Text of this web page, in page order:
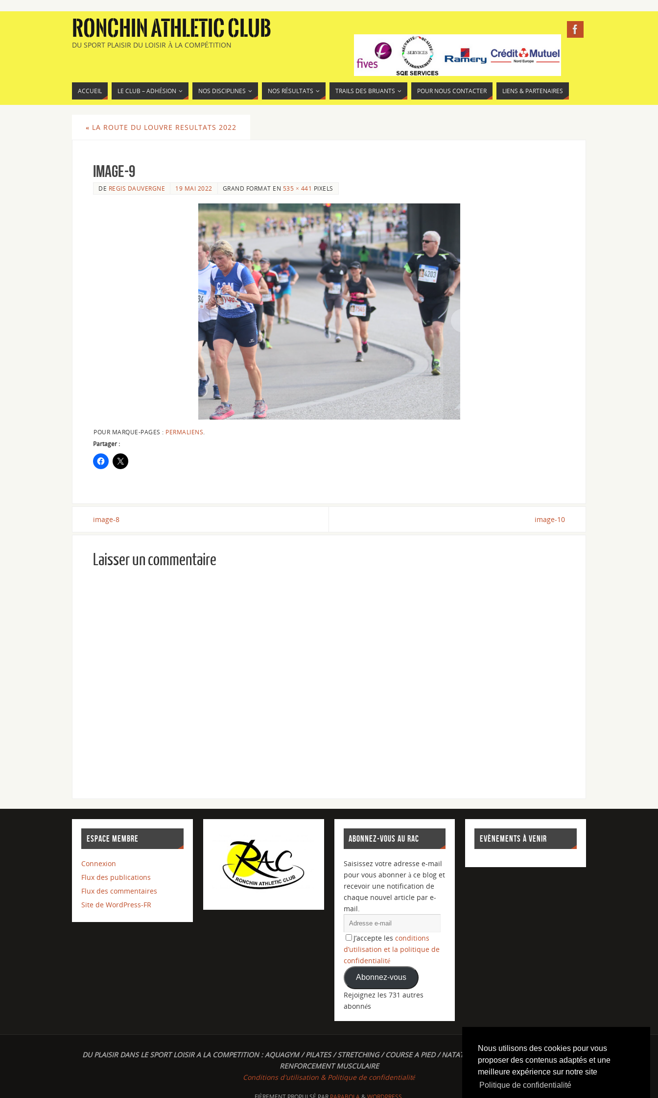
Nous utilisons des cookies pour vous
proposer des contenus adaptés et une
meilleure expérience sur notre site
Politique de confidentialité
RONCHIN ATHLETIC CLUB
DU SPORT PLAISIR DU LOISIR À LA COMPÉTITION
ACCUEIL LE CLUB – ADHÉSION NOS DISCIPLINES NOS RÉSULTATS TRAILS DES BRUANTS POUR NOUS CONTACTER LIENS & PARTENAIRES
« LA ROUTE DU LOUVRE RESULTATS 2022
image-9
DE REGIS DAUVERGNE 19 MAI 2022 GRAND FORMAT EN 535 × 441 PIXELS
POUR MARQUE-PAGES : PERMALIENS
Partager :
image-8 image-10
Laisser un commentaire
ESPACE MEMBRE
Connexion
Flux des publications
Flux des commentaires
Site de WordPress-FR
ABONNEZ-VOUS AU RAC
Saisissez votre adresse e-mail
pour vous abonner à ce blog et
recevoir une notification de
chaque nouvel article par e-
mail.
J’accepte les conditions
d’utilisation et la politique de
confidentialité
Abonnez-vous
Rejoignez les 731 autres
abonnés
EVÈNEMENTS À VENIR
DU PLAISIR DANS LE SPORT LOISIR A LA COMPETITION : AQUAGYM / PILATES / STRETCHING / COURSE A PIED / NATATION / TRIATHLON / TRAILS / YOGA/
RENFORCEMENT MUSCULAIRE
Conditions d'utilisation & Politique de confidentialité